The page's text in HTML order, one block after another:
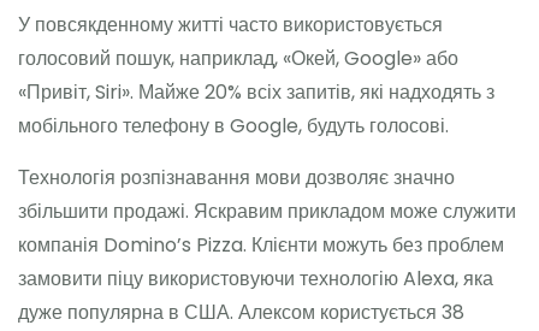
У повсякденному житті часто використовується
голосовий пошук, наприклад, «Окей, Google» або
«Привіт, Siri». Майже 20% всіх запитів, які надходять з
мобільного телефону в Google, будуть голосові.
Технологія розпізнавання мови дозволяє значно
збільшити продажі. Яскравим прикладом може служити
компанія Domino’s Pizza. Клієнти можуть без проблем
замовити піцу використовуючи технологію Alexa, яка
дуже популярна в США. Алексом користується 38